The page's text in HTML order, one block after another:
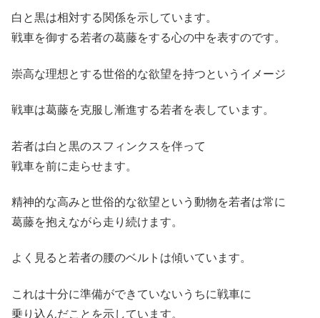
白と黒は相対する関係を示しています。
戦車を御する若者の葛藤をする心の中を表すのです。
崇高な理想とする世俗的な欲望を持つというイメージ
戦車は葛藤を克服し漸進する若者を表しています。
若者は白と黒のスフィンクスを伴って
戦車を前に走らせます。
精神的な高みと世俗的な欲望という動物を若者は常に
葛藤を抱えながら走り続けます。
よく見ると若者の腰のベルトは傾いています。
これは十分に準備ができていないうちに戦車に
乗り込んだことを示しています。